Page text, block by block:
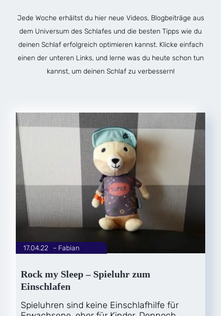
Jede Woche erhältst du hier neue Videos, Blogbeiträge aus
dem Universum des Schlafes und die besten Tipps wie du
deinen Schlaf erfolgreich optimieren kannst. Klicke einfach
einen der unteren Links, und lerne was du heute schon tun
kannst, um deinen Schlaf zu verbessern!
Rock my Sleep – Spieluhr zum
Einschlafen
Fabian
17.04.22
Spieluhren sind keine Einschlafhilfe für